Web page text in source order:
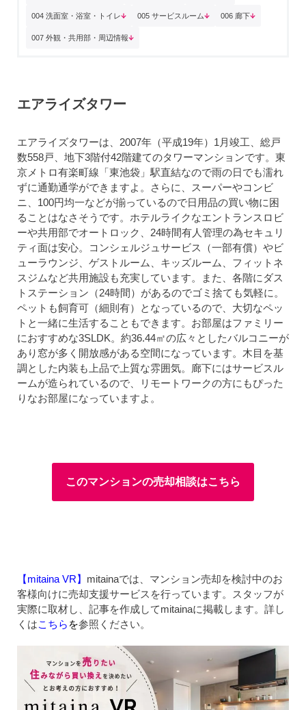
004 洗面室・浴室・トイレ 005 サービスルーム 006 廊下
007 外観・共用部・周辺情報
エアライズタワー
エアライズタワーは、2007年（平成19年）1月竣工、総戸
数558戸、地下3階付42階建てのタワーマンションです。東
京メトロ有楽町線「東池袋」駅直結なので雨の日でも濡れ
ずに通勤通学ができますよ。さらに、スーパーやコンビ
ニ、100円均一などが揃っているので日用品の買い物に困
ることはなさそうです。ホテルライクなエントランスロビ
ーや共用部でオートロック、24時間有人管理の為セキュリ
ティ面は安心。コンシェルジュサービス（一部有償）やビ
ューラウンジ、ゲストルーム、キッズルーム、フィットネ
スジムなど共用施設も充実しています。また、各階にダス
トステーション（24時間）があるのでゴミ捨ても気軽に。
ペットも飼育可（細則有）となっているので、大切なペッ
トと一緒に生活することもできます。お部屋はファミリー
におすすめな3SLDK。約36.44㎡の広々としたバルコニーが
あり窓が多く開放感がある空間になっています。木目を基
調とした内装も上品で上質な雰囲気。廊下にはサービスル
ームが造られているので、リモートワークの方にもぴった
りなお部屋になっていますよ。
このマンションの売却相談はこちら
【mitaina VR】 mitainaでは、マンション売却を検討中のお
客様向けに売却支援サービスを行っています。スタッフが
実際に取材し、記事を作成してmitainaに掲載します。詳し
くはこちら を参照ください。